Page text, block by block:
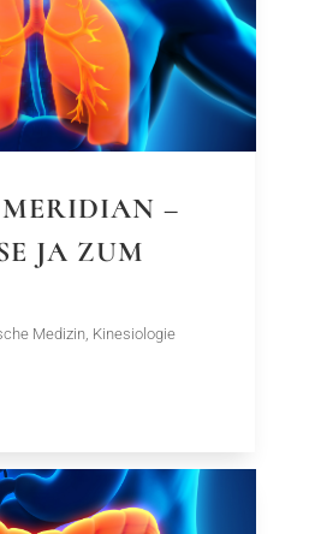
–
JA ZUM
Medizin, Kinesiologie